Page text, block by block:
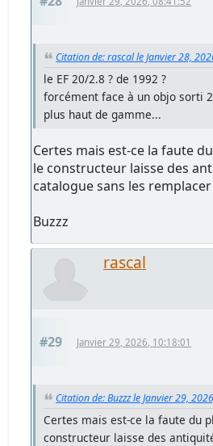
Citation de: rascal le Janvier 28,
le EF 20/2.8 ? de 1992 ?
forcément face à un objo sorti
plus haut de gamme...
Certes mais est-ce la faute
le constructeur laisse des
catalogue sans les remplacer
Buzzz
rascal
#29 Janvier 29, 2026, 10:18:01
Citation de: Buzzz le Janvier 29,
Certes mais est-ce la faute du
constructeur laisse des